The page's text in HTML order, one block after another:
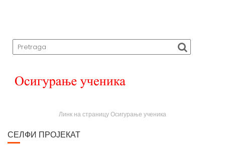
Линк на страницу Осигурање ученика
СЕЛФИ ПРОЈЕКАТ